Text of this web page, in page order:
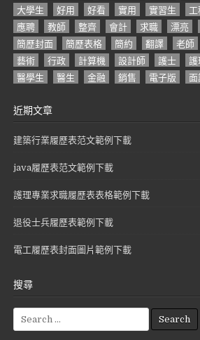
大學生
好用 好看 實用 實習生
應聘
教師 整齊 會計 求職 漂亮
簡歷封面
簡歷表格 簡約 翻譯 老師
藝術
行政 計算機 設計師 護士 護
醫學生
醫生 金融 銷售 電子版
近期文章
建築行業履歷表范文範例下載
java履歷表范文範例下載
護理專業求職履歷表表格範例下載
退役士兵履歷表範例下載
電工履歷表封面圖片範例下載
搜尋
e